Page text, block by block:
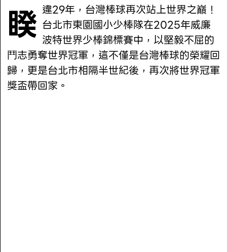
睽違29年，台灣棒球再次站上世界之巔！ 台北市東園國小少棒隊在2025年威廉
波特世界少棒錦標賽中，以堅毅不屈的
鬥志勇奪世界冠軍，這不僅是台灣棒球的榮耀回
歸，更是台北市相隔半世紀後，再次將世界冠軍
獎盃帶回家。